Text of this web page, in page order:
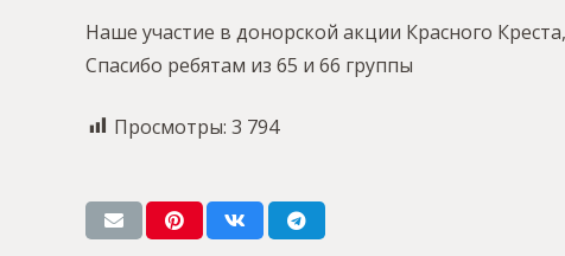
Наше участие в донорской акции Красного
Спасибо ребятам из 65 и 66 группы
Просмотры: 3 794